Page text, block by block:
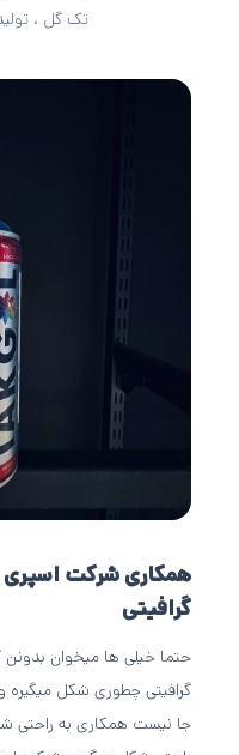
تک گل ،
همکاری شرکت اسپری
گرافیتی
حتما خیلی ها میخوان
گرافیتی چطوری شکل
جا نیست همکاری به راحتی